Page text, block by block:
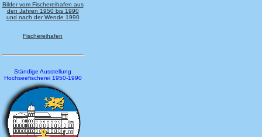
Bilder vom Fischereihafen aus
den Jahren 1950 bis 1990
und nach der Wende 1990
Fischereihafen
Ständige Ausstellung
Hochseefischerei 1950-1990